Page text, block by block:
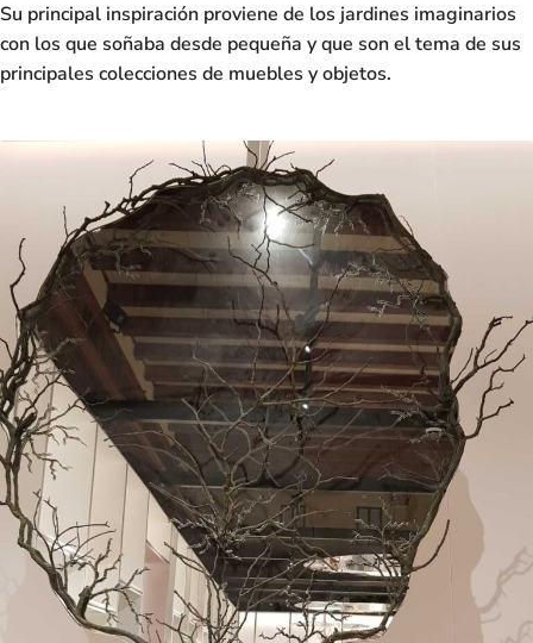
Su principal inspiración proviene de los jardines imaginarios
con los que soñaba desde pequeña y que son el tema de sus
principales colecciones de muebles y objetos.